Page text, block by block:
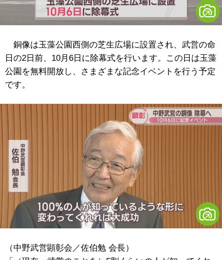
銅像は玉藻公園西側の芝生広場に設置され、武営の命
日の2日前、10月6日に除幕式を行います。この日は玉藻
公園を無料開放し、さまざまな記念イベントを行う予定
です。
（中野武営顕彰会／佐伯勉 会長）